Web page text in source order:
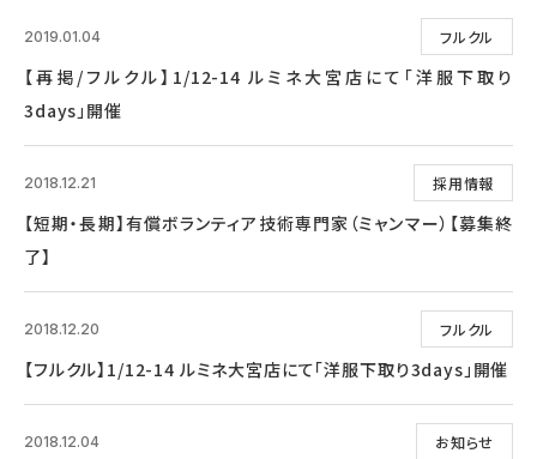
フルクル
2019.01.04
【再掲/フルクル】1/12-14 ルミネ大宮店にて「洋服下取り
3days」開催
採用情報
2018.12.21
【短期・長期】有償ボランティア技術専門家（ミャンマー）【募集終
了】
フルクル
2018.12.20
【フルクル】1/12-14 ルミネ大宮店にて「洋服下取り3days」開催
お知らせ
2018.12.04